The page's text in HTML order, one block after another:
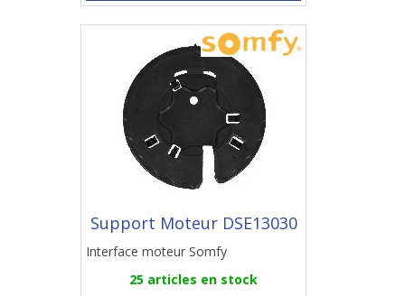
Support Moteur DSE13030
Interface moteur Somfy
25 articles en stock